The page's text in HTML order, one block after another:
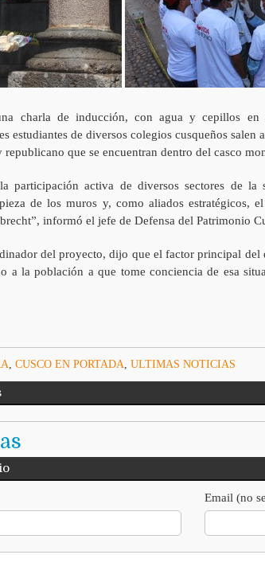
charla de inducción, con agua y cepillos
estudiantes de diversos colegios cusqueños
que se encuentran dentro del casco
la participación activa de diversos sectores de
de los muros y, como aliados estratégicos,
informó el jefe de Defensa del Patrimonio
del proyecto, dijo que el factor principal
a la población a que tome conciencia de esa
CUSCO EN PORTADA ULTIMAS NOTICIAS
Email (no